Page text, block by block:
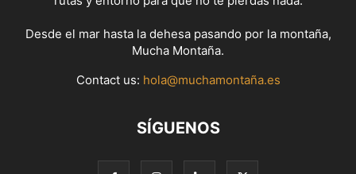
Desde el mar hasta la dehesa pasando por la montaña,
Mucha Montaña.
Contact us: hola@muchamontaña.es
SÍGUENOS